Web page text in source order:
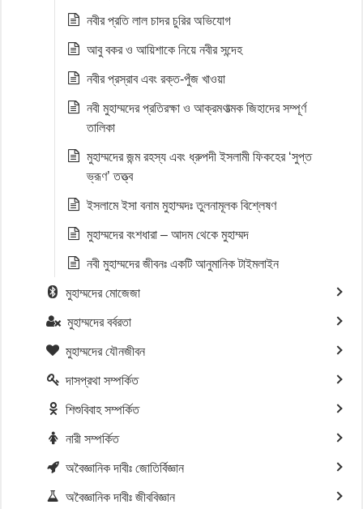
নবীর প্রতি লাল চাদর চুরির অভিযোগ
আবু বকর ও আয়িশাকে নিয়ে নবীর সন্দেহ
নবীর প্রস্রাব এবং রক্ত-পুঁজ খাওয়া
নবী মুহাম্মদের প্রতিরক্ষা ও আক্রমণাত্মক জিহাদের সম্পূর্ণ
তালিকা
মুহাম্মদের জন্ম রহস্য এবং ধ্রুপদী ইসলামী ফিকহের ‘সুপ্ত
ভ্রূণ’ তত্ত্ব
ইসলামে ইসা বনাম মুহাম্মদঃ তুলনামূলক বিশ্লেষণ
মুহাম্মদের বংশধারা – আদম থেকে মুহাম্মদ
নবী মুহাম্মদের জীবনঃ একটি আনুমানিক টাইমলাইন
মুহাম্মদের মোজেজা
মুহাম্মদের বর্বরতা
মুহাম্মদের যৌনজীবন
দাসপ্রথা সম্পর্কিত
শিশুবিবাহ সম্পর্কিত
নারী সম্পর্কিত
অবৈজ্ঞানিক দাবীঃ জোতির্বিজ্ঞান
অবৈজ্ঞানিক দাবীঃ জীববিজ্ঞান